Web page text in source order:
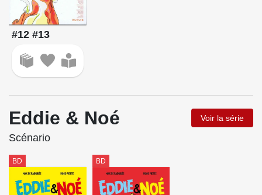
#12 #13
Eddie & Noé Voir la série
Scénario
BD BD